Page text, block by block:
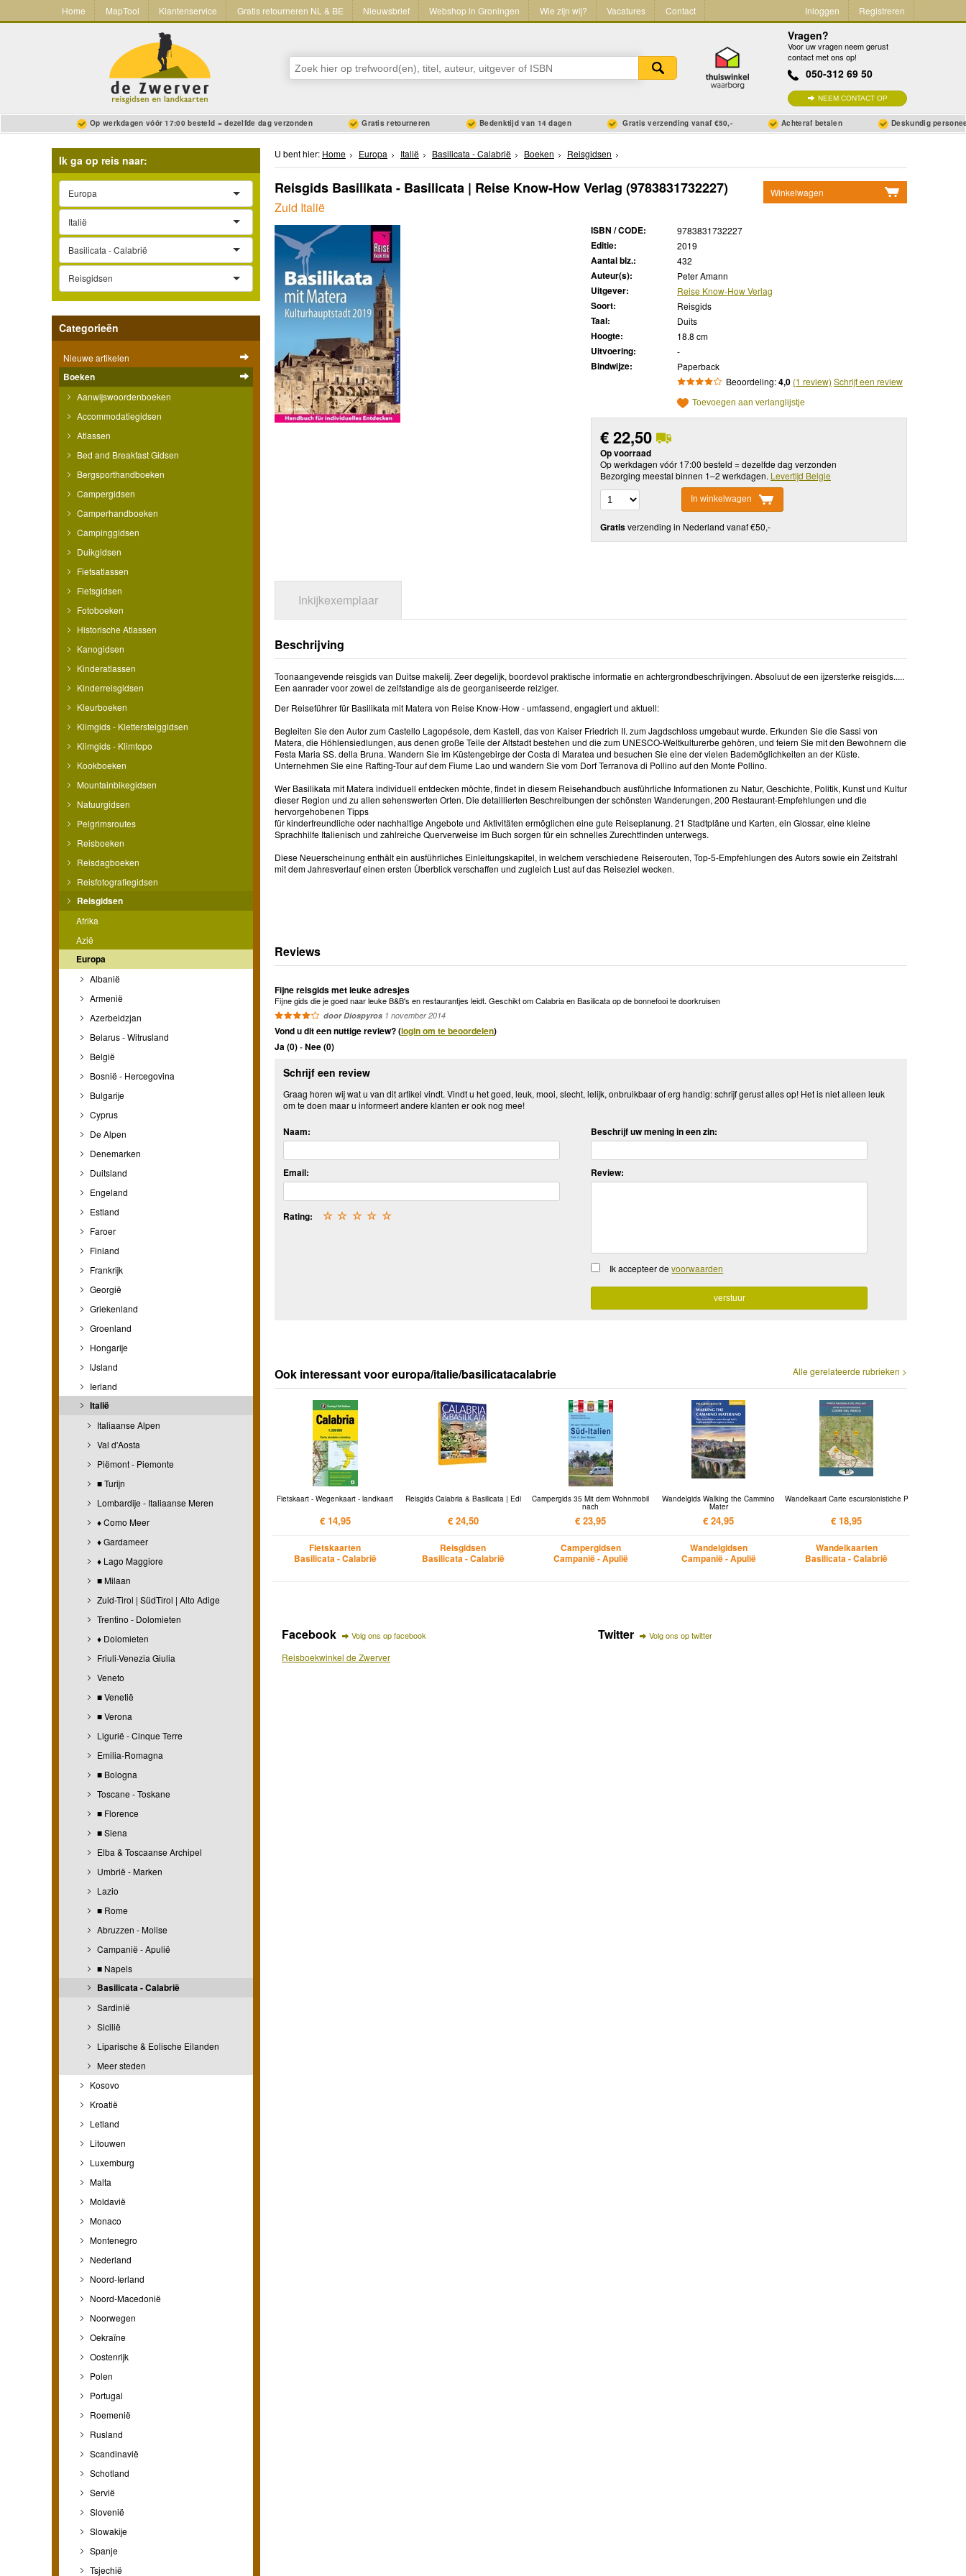
Home MapTool Klantenservice Gratis retourneren NL & BE Nieuwsbrief Webshop in Groningen Wie zijn wij? Vacatures Contact Inloggen Registreren
Vragen?
Voor uw vragen neem gerust
contact met ons op!
050-312 69 50
NEEM CONTACT OP
Op werkdagen vóór 17:00 besteld = dezelfde dag verzonden Gratis retourneren Bedenktijd van 14 dagen Gratis verzending vanaf €50,- Achteraf betalen Deskundig
Ik ga op reis naar:
Europa
Italië
Basilicata - Calabrië
Reisgidsen
Categorieën
Nieuwe artikelen
Boeken
Aanwijswoordenboeken
Accommodatiegidsen
Atlassen
Bed and Breakfast Gidsen
Bergsporthandboeken
Campergidsen
Camperhandboeken
Campinggidsen
Duikgidsen
Fietsatlassen
Fietsgidsen
Fotoboeken
Historische Atlassen
Kanogidsen
Kinderatlassen
Kinderreisgidsen
Kleurboeken
Klimgids - Klettersteiggidsen
Klimgids - Klimtopo
Kookboeken
Mountainbikegidsen
Natuurgidsen
Pelgrimsroutes
Reisboeken
Reisdagboeken
Reisfotografiegidsen
Reisgidsen
Afrika
Azië
Europa
Albanië
Armenië
Azerbeidzjan
Belarus - Witrusland
België
Bosnië - Hercegovina
Bulgarije
Cyprus
De Alpen
Denemarken
Duitsland
Engeland
Estland
Faroer
Finland
Frankrijk
Georgië
Griekenland
Groenland
Hongarije
IJsland
Ierland
Italië
Italiaanse Alpen
Val d'Aosta
Piëmont - Piemonte
■ Turijn
Lombardije - Italiaanse Meren
♦ Como Meer
♦ Gardameer
♦ Lago Maggiore
■ Milaan
Zuid-Tirol | SüdTirol | Alto Adige
Trentino - Dolomieten
♦ Dolomieten
Friuli-Venezia Giulia
Veneto
■ Venetië
■ Verona
Ligurië - Cinque Terre
Emilia-Romagna
■ Bologna
Toscane - Toskane
■ Florence
■ Siena
Elba & Toscaanse Archipel
Umbrië - Marken
Lazio
■ Rome
Abruzzen - Molise
Campanië - Apulië
■ Napels
Basilicata - Calabrië
Sardinië
Sicilië
Liparische & Eolische Eilanden
Meer steden
Kosovo
Kroatië
Letland
Litouwen
Luxemburg
Malta
Moldavië
Monaco
Montenegro
Nederland
Noord-Ierland
Noord-Macedonië
Noorwegen
Oekraïne
Oostenrijk
Polen
Portugal
Roemenië
Rusland
Scandinavië
Schotland
Servië
Slovenië
Slowakije
Spanje
Tsjechië
U bent hier: Home Europa Italië Basilicata - Calabrië Boeken Reisgidsen
Winkelwagen
Reisgids Basilikata - Basilicata | Reise Know-How Verlag (9783831732227)
Zuid Italië
ISBN / CODE: 9783831732227
Editie: 2019
Aantal blz.: 432
Auteur(s): Peter Amann
Uitgever: Reise Know-How Verlag
Soort: Reisgids
Taal: Duits
Hoogte: 18.8 cm
Uitvoering: -
Bindwijze:
Paperback
Beoordeling:4,0 (1 review) Schrijf een review
Toevoegen aan verlanglijstje
€22,50
Op voorraad
Op werkdagen vóór 17:00 besteld = dezelfde dag verzonden
Bezorging meestal binnen 1–2 werkdagen. Levertijd Belgie
In winkelwagen
Gratisverzending in Nederland vanaf €50,-
Inkijkexemplaar
Beschrijving
Toonaangevende reisgids van Duitse makelij. Zeer degelijk, boordevol praktische informatie en achtergrondbeschrijvingen. Absoluut de een ijzersterke reisgids.....
Een aanrader voor zowel de zelfstandige als de georganiseerde reiziger.
Der Reiseführer für Basilikata mit Matera von Reise Know-How - umfassend, engagiert und aktuell:
Begleiten Sie den Autor zum Castello Lagopésole, dem Kastell, das von Kaiser Friedrich II. zum Jagdschloss umgebaut wurde. Erkunden Sie die Sassi von
Matera, die Höhlensiedlungen, aus denen große Teile der Altstadt bestehen und die zum UNESCO-Weltkulturerbe gehören, und feiern Sie mit den Bewohnern die
Festa Maria SS. della Bruna. Wandern Sie im Küstengebirge der Costa di Maratea und besuchen Sie eine der vielen Bademöglichkeiten an der Küste.
Unternehmen Sie eine Rafting-Tour auf dem Fiume Lao und wandern Sie vom Dorf Terranova di Pollino auf den Monte Pollino.
Wer Basilikata mit Matera individuell entdecken möchte, findet in diesem Reisehandbuch ausführliche Informationen zu Natur, Geschichte, Politik, Kunst und Kultur
dieser Region und zu allen sehenswerten Orten. Die detaillierten Beschreibungen der schönsten Wanderungen, 200 Restaurant-Empfehlungen und die
hervorgehobenen Tipps
für kinderfreundliche oder nachhaltige Angebote und Aktivitäten ermöglichen eine gute Reiseplanung. 21 Stadtpläne und Karten, ein Glossar, eine kleine
Sprachhilfe Italienisch und zahlreiche Querverweise im Buch sorgen für ein schnelles Zurechtfinden unterwegs.
Diese Neuerscheinung enthält ein ausführliches Einleitungskapitel, in welchem verschiedene Reiserouten, Top-5-Empfehlungen des Autors sowie ein Zeitstrahl
mit dem Jahresverlauf einen ersten Überblick verschaffen und zugleich Lust auf das Reiseziel wecken.
Reviews
Fijne reisgids met leuke adresjes
Fijne gids die je goed naar leuke B&B's en restaurantjes leidt. Geschikt om Calabria en Basilicata op de bonnefooi te doorkruisen
door Diospyros 1 november 2014
Vond u dit een nuttige review? (login om te beoordelen)
Ja (0)-Nee (0)
Schrijf een review
Graag horen wij wat u van dit artikel vindt. Vindt u het goed, leuk, mooi, slecht, lelijk, onbruikbaar of erg handig: schrijf gerust alles op! Het is niet alleen leuk
om te doen maar u informeert andere klanten er ook nog mee!
Naam:
Email:
Rating: ☆
☆
☆
☆
☆
Beschrijf uw mening in een zin:
Review:
Ik accepteer devoorwaarden
Alle gerelateerde rubrieken >
Ook interessant voor europa/italie/basilicatacalabrie
Fietskaart - Wegenkaart - landkaart
€ 14,95
Fietskaarten
Basilicata - Calabrië
Reisgids Calabria & Basilicata | Edi
€ 24,50
Reisgidsen
Basilicata - Calabrië
Campergids 35 Mit dem Wohnmobil
nach
€ 23,95
Campergidsen
Campanië - Apulië
Wandelgids Walking the Cammino
Mater
€ 24,95
Wandelgidsen
Campanië - Apulië
Wandelkaart Carte escursionistiche P
€ 18,95
Wandelkaarten
Basilicata - Calabrië
Facebook Volg ons op facebook
Reisboekwinkel de Zwerver
Twitter Volg ons op twitter